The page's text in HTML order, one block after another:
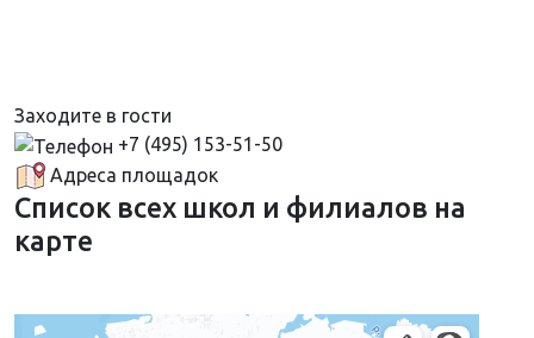
Заходите в гости
+7 (495) 153-51-50
Адреса площадок
Список всех школ и филиалов на
карте